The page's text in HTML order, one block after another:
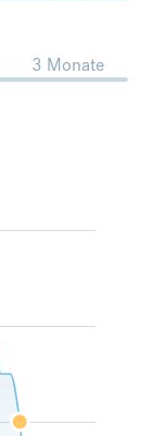
3 Monate